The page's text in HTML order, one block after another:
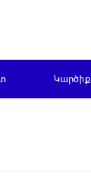
Կարծիք